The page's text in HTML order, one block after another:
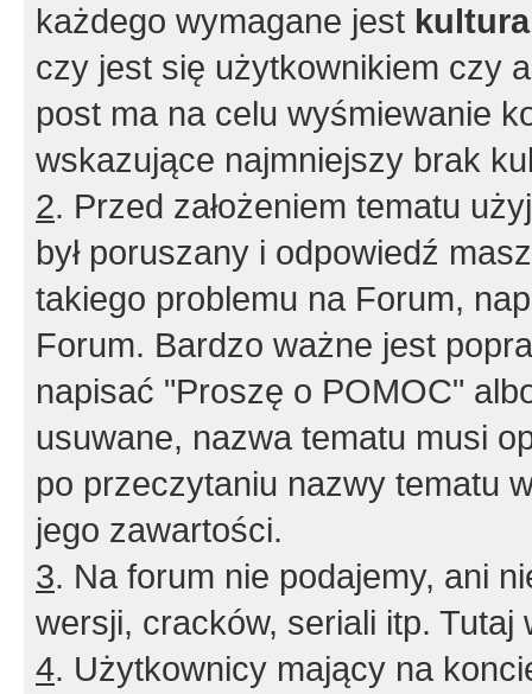
każdego wymagane jest
czy jest się użytkownikiem czy
post ma na celu wyśmiewanie
wskazujące najmniejszy brak
2. Przed założeniem tematu
był poruszany i odpowiedź
takiego problemu na Forum,
Forum. Bardzo ważne jest
napisać "Proszę o POMOC"
usuwane, nazwa tematu musi
po przeczytaniu nazwy tematu
jego zawartości.
3. Na forum nie podajemy, ani
wersji, cracków, seriali itp. Tutaj
4. Użytkownicy mający na